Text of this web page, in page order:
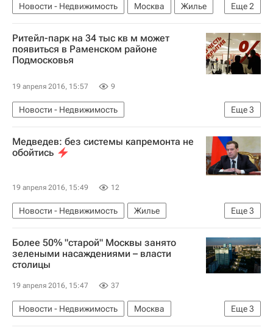
Еще2
Новости - Недвижимость Москва
Жилье
Дон-Строй
Россия
Ритейл-парк на 34 тыс кв м может
появиться в Раменском районе
Подмосковья
19 апреля 2016, 15:57 9
Еще3
Новости - Недвижимость
Коммерческая недвижимость
Московская область (Подмосковье)
Россия
Медведев: без системы капремонта не
обойтись
19 апреля 2016, 15:49 12
Еще3
Новости - Недвижимость
Жилье
Дмитрий Медведев
Капремонт Россия
Более 50% "старой" Москвы занято
зелеными насаждениями – власти
столицы
19 апреля 2016, 15:47 37
Еще3
Новости - Недвижимость
Москва
Благоустройство
Городская среда Россия